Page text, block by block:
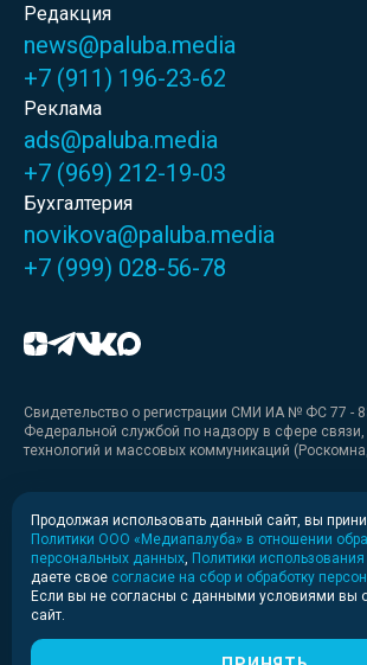
Редакция
news@paluba.media
+7 (911) 196-23-62
Реклама
ads@paluba.media
+7 (969) 212-19-03
Бухгалтерия
novikova@paluba.media
+7 (999) 028-56-78
Свидетельство о регистрации СМИ ИА № ФС 77 -
Федеральной службой по надзору в сфере
технологий и массовых коммуникаций
Медиакит
Медиакит для печати
Политика конфиденциальности
© 2020-2026 Информационное агентство
Продолжая использовать данный сайт, вы
Политики ООО «Медиапалуба» в отношении
персональных данных Политики
даете свое согласие на сбор и обработку
Если вы не согласны с данными условиями вы
сайт.